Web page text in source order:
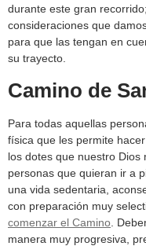
durante este gran
consideraciones que
para que las tengan en
su trayecto.
Camino de
Para todas aquellas
física que les permite
los dotes que nuestro Dios
personas que quieran ir a
una vida sedentaria,
con preparación muy
comenzar el Camino .
manera muy progresiva,